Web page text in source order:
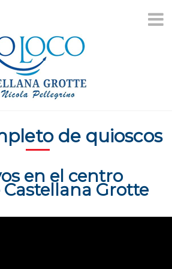
de quioscos
en el centro
Castellana Grotte